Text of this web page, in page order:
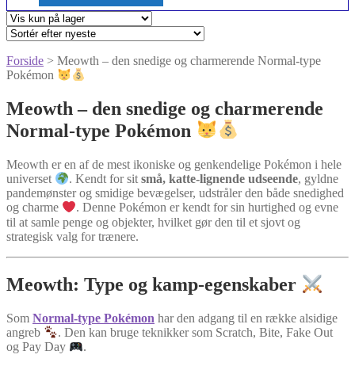
Forside > Meowth – den snedige og charmerende Normal-type
Pokémon
Meowth – den snedige og charmerende
Normal-type Pokémon
Meowth er en af de mest ikoniske og genkendelige Pokémon i hele
universet
. Kendt for sitsmå, katte-lignende udseende, gyldne
pandemønster og smidige bevægelser, udstråler den både snedighed
og charme
. Denne Pokémon er kendt for sin hurtighed og evne
til at samle penge og objekter, hvilket gør den til et sjovt og
strategisk valg for trænere.
Meowth: Type og kamp-egenskaber
Som Normal-type Pokémon har den adgang til en række alsidige
angreb
. Den kan bruge teknikker som Scratch, Bite, Fake Out
og Pay Day
.